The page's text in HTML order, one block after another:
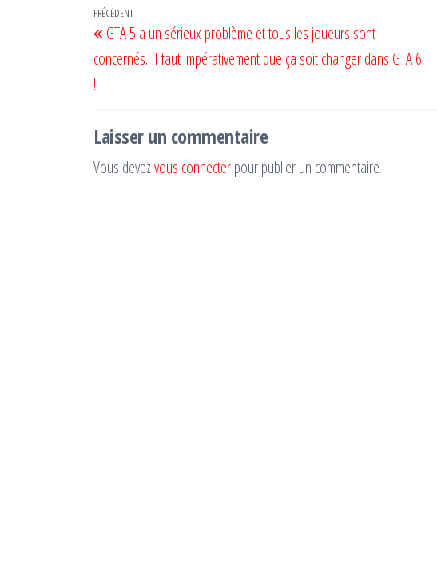
Navigation
de
l’article
Article
précédent
PRÉCÉDENT
GTA 5 a un sérieux problème et tous les joueurs sont
concernés. Il faut impérativement que ça soit changer dans GTA 6
!
Laisser un commentaire
Vous devezvous connecterpour publier un commentaire.